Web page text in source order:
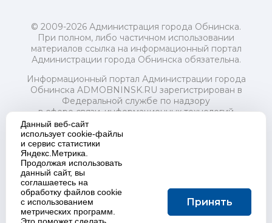
© 2009-2026 Администрация города Обнинска.
При полном, либо частичном использовании
материалов ссылка на информационный портал
Администрации города Обнинска обязательна.
Информационный портал Администрации города
Обнинска ADMOBNINSK.RU зарегистрирован в
Федеральной службе по надзору
в сфере связи, информационных технологий
и массовых коммуникаций (Роскомнадзор) 24 июля
2018 года.
Свидетельство о регистрации Эл № ФС77-73321
Учредитель: Администрация (исполнительно-
распорядительный орган) городского округа "Город
Обнинск". Главный редактор: Байкова Е.А.
Адрес электронной почты Редакции:
redactor@admobninsk.ru
Телефон Редакции: +7 (484) 395-85-85
Данный веб-сайт
использует cookie-файлы
и сервис статистики
Яндекс.Метрика.
Продолжая использовать
данный сайт, вы
соглашаетесь на
обработку файлов cookie
с использованием
метрических программ.
Принять